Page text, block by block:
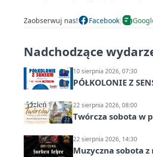
Zaobserwuj nas! Facebook
Nadchodzące
10 sierpnia 2026, 07:30
PÓŁKOLONIE Z
22 sierpnia 2026, 08:00
Twórcza sobota w
22 sierpnia 2026, 14:30
Muzyczna sobota